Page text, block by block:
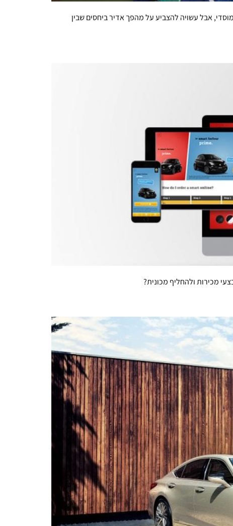
שייארך 2-3 שנים. התוכנית מיועדת בעיקר לשוק המוסדי, אבל עשויה להצביע על מהפך אדיר ביחסים שבין
מכירות ולהחליף מכונית?